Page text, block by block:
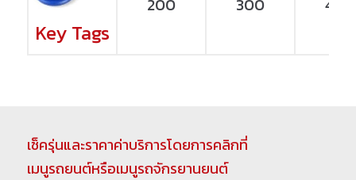
Key Tags
200 300 400
เช็ครุ่นและราคาค่าบริการโดยการคลิกที่
เมนูรถยนต์หรือเมนูรถจักรยานยนต์